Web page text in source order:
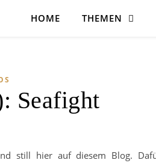
HOME THEMEN
Seafight
still hier auf diesem Blog.